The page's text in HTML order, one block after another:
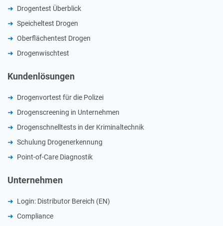
Drogentest Überblick
Speicheltest Drogen
Oberflächentest Drogen
Drogenwischtest
Kundenlösungen
Drogenvortest für die Polizei
Drogenscreening in Unternehmen
Drogenschnelltests in der Kriminaltechnik
Schulung Drogenerkennung
Point-of-Care Diagnostik
Unternehmen
Login: Distributor Bereich (EN)
Compliance